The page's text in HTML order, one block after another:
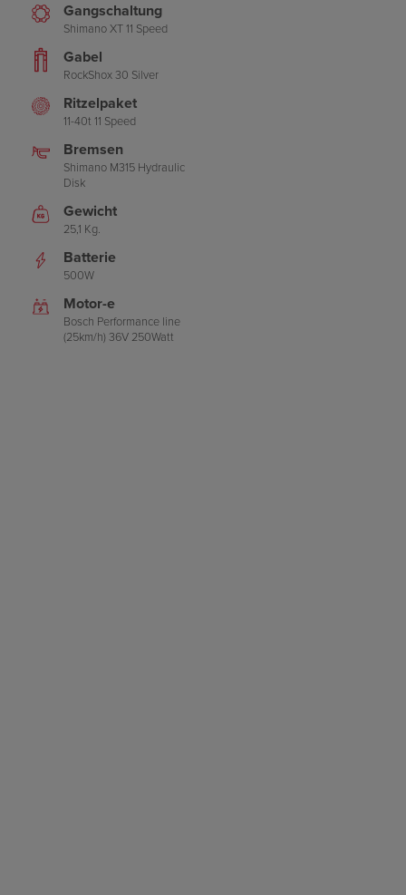
Gangschaltung
Shimano XT 11 Speed
Gabel
RockShox 30 Silver
Ritzelpaket
11-40t 11 Speed
Bremsen
Shimano M315 Hydraulic
Disk
Gewicht
25,1 Kg.
Batterie
500W
Motor-e
Bosch Performance line
(25km/h) 36V 250Watt